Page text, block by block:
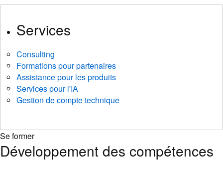
Services
Consulting
Formations pour partenaires
Assistance pour les produits
Services pour l'IA
Gestion de compte technique
Se former
Développement des compétences